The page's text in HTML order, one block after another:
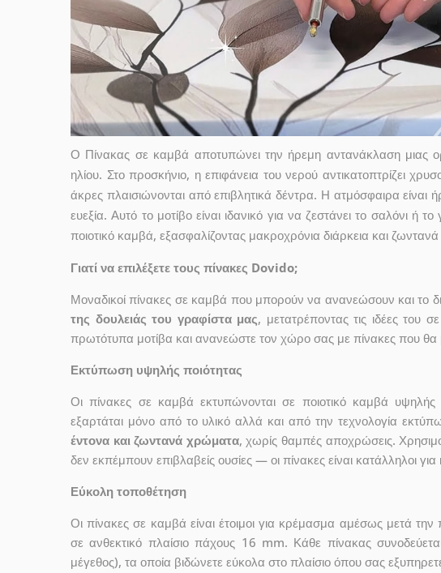
Ο Πίνακας σε καμβά αποτυπώνει την ήρεμη αντανάκλαση μιας
ηλίου. Στο προσκήνιο, η επιφάνεια του νερού αντικατοπτρίζει
άκρες πλαισιώνονται από επιβλητικά δέντρα. Η ατμόσφαιρα είναι
ευεξία. Αυτό το μοτίβο είναι ιδανικό για να ζεστάνει το σαλόνι ή
ποιοτικό καμβά, εξασφαλίζοντας μακροχρόνια διάρκεια και
Γιατί να επιλέξετε τους πίνακες Dovido;
Μοναδικοί πίνακες σε καμβά που μπορούν να ανανεώσουν και το
της δουλειάς του γραφίστα μας, μετατρέποντας τις ιδέες του
πρωτότυπα μοτίβα και ανανεώστε τον χώρο σας με πίνακες που θα
Εκτύπωση υψηλής ποιότητας
Οι πίνακες σε καμβά εκτυπώνονται σε ποιοτικό καμβά υψηλής
εξαρτάται μόνο από το υλικό αλλά και από την τεχνολογία
έντονα και ζωντανά χρώματα, χωρίς θαμπές αποχρώσεις.
δεν εκπέμπουν επιβλαβείς ουσίες — οι πίνακες είναι κατάλληλοι
Εύκολη τοποθέτηση
Οι πίνακες σε καμβά είναι έτοιμοι για κρέμασμα αμέσως μετά
σε ανθεκτικό πλαίσιο πάχους 16 mm. Κάθε πίνακας
μέγεθος), τα οποία βιδώνετε εύκολα στο πλαίσιο όπου σας